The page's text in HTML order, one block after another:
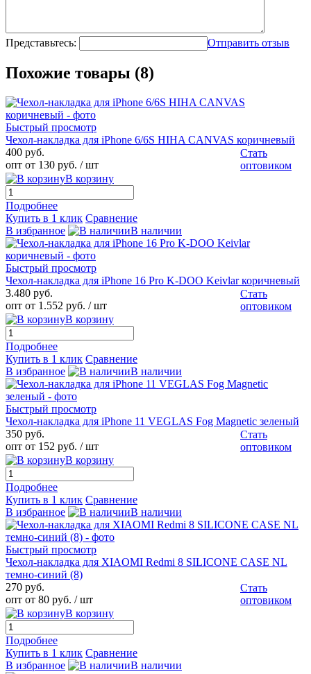
Представьтесь: Отправить отзыв
Похожие товары (8)
Быстрый просмотр
Чехол-накладка для iPhone 6/6S HIHA CANVAS коричневый
400 руб.
опт от 130 руб. / шт
Стать
оптовиком
В корзину
Подробнее
Купить в 1 клик Сравнение
В избранное
В наличии
Быстрый просмотр
Чехол-накладка для iPhone 16 Pro K-DOO Keivlar коричневый
3.480 руб.
опт от 1.552 руб. / шт
Стать
оптовиком
В корзину
Подробнее
Купить в 1 клик Сравнение
В избранное
В наличии
Быстрый просмотр
Чехол-накладка для iPhone 11 VEGLAS Fog Magnetic зеленый
350 руб.
опт от 152 руб. / шт
Стать
оптовиком
В корзину
Подробнее
Купить в 1 клик Сравнение
В избранное
В наличии
Быстрый просмотр
Чехол-накладка для XIAOMI Redmi 8 SILICONE CASE NL
темно-синий (8)
270 руб.
опт от 80 руб. / шт
Стать
оптовиком
В корзину
Подробнее
Купить в 1 клик Сравнение
В избранное
В наличии